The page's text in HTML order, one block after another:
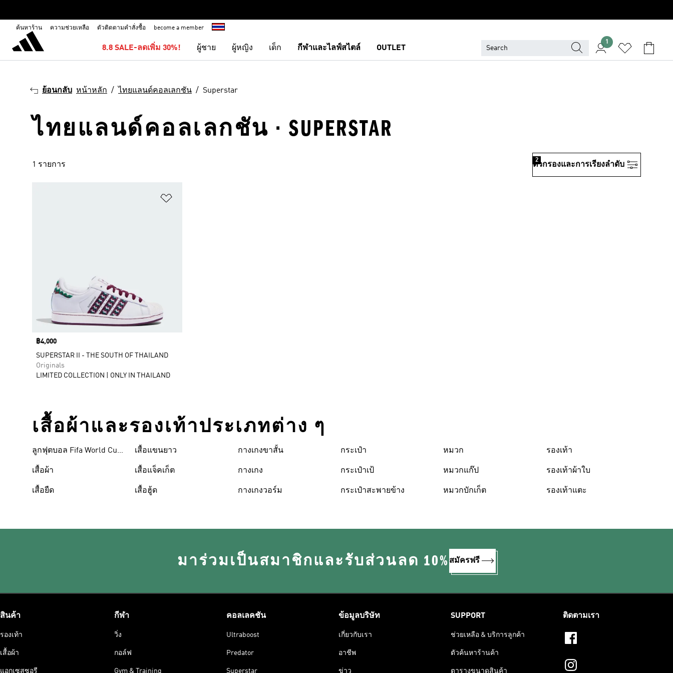
ค้นหาร้าน ความช่วยเหลือ ตัวติดตามคำสั่งซื้อ become a member
8.8 SALE-ลดเพิ่ม 30%! ผู้ชาย ผู้หญิง เด็ก กีฬาและไลฟ์สไตล์ OUTLET
1
ย้อนกลับ หน้าหลัก ไทยแลนด์คอลเลกชัน Superstar
ไทยแลนด์คอลเลกชัน · SUPERSTAR
1 รายการ ตัวกรองและการเรียงลําดับ
2
Price
฿4,000
SUPERSTAR II - THE SOUTH OF THAILAND
Originals
LIMITED COLLECTION | ONLY IN THAILAND
เสื้อผ้าและรองเท้าประเภทต่าง ๆ
ลูกฟุตบอล Fifa World Cup
เสื้อผ้า
เสื้อยืด
เสื้อแขนยาว
เสื้อแจ็คเก็ต
เสื้อฮู้ด
กางเกงขาสั้น
กางเกง
กางเกงวอร์ม
กระเป๋า
กระเป๋าเป้
กระเป๋าสะพายข้าง
หมวก
หมวกแก๊ป
หมวกบักเก็ต
รองเท้า
รองเท้าผ้าใบ
รองเท้าแตะ
มาร่วมเป็นสมาชิกและรับส่วนลด 10% สมัครฟรี
สินค้า
รองเท้า
เสื้อผ้า
แอกเซสซอรี
กีฬา
วิ่ง
กอล์ฟ
Gym & Training
คอลเลคชัน
Ultraboost
Predator
Superstar
ข้อมูลบริษัท
เกี่ยวกับเรา
อาชีพ
ข่าว
SUPPORT
ช่วยเหลือ & บริการลูกค้า
ตัวค้นหาร้านค้า
ตารางขนาดสินค้า
ติดตามเรา